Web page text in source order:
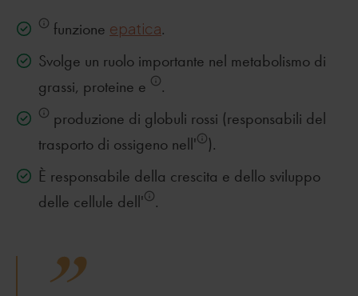
funzione epatica.
Svolge un ruolo importante nel metabolismo di
grassi, proteine e
.
produzione di globuli rossi (responsabili del
trasporto di ossigeno nell'
).
È responsabile della crescita e dello sviluppo
delle cellule dell'
.